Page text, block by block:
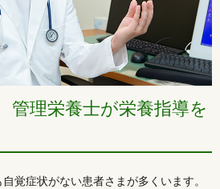
管理栄養士が栄養指導を
覚症状がない患者さまが多くいます。